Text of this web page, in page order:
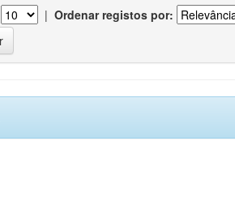
| Ordenar registos por: